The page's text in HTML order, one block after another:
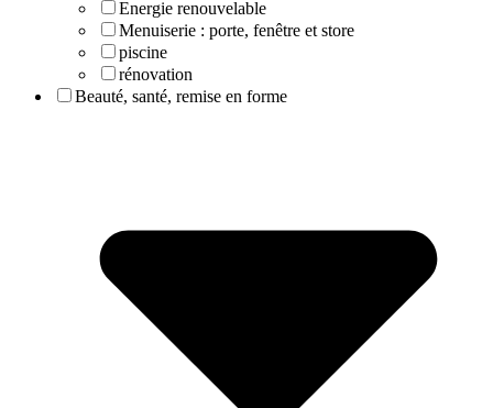
Energie renouvelable
Menuiserie : porte, fenêtre et store
piscine
rénovation
Beauté, santé, remise en forme